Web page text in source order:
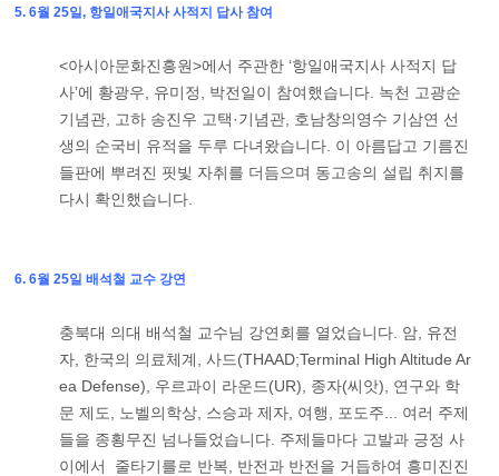
5. 6월 25일, 항일애국지사 사적지 답사 참여
<아시아문화진흥원>에서 주관한 ‘항일애국지사 사적지 답
사’에 황광우, 유미정, 박전일이 참여했습니다. 녹천 고광순
기념관, 고하 송진우 고택·기념관, 호남창의영수 기삼연 선
생의 순국비 유적을 두루 다녀왔습니다. 이 아름답고 기름진
들판에 뿌려진 핏빛 자취를 더듬으며 동고송의 설립 취지를
다시 확인했습니다.
6. 6월 25일 배석철 교수 강연
충북대 의대 배석철 교수님 강연회를 열었습니다. 암, 유전
자, 한국의 의료체계, 사드(THAAD;Terminal High Altitude Ar
ea Defense), 우르과이 라운드(UR), 종자(씨앗), 연구와 학
문 제도, 노벨의학상, 스승과 제자, 여행, 포도주... 여러 주제
들을 종횡무진 넘나들었습니다. 주제들마다 고발과 긍정 사
이에서 줄타기를로 반복, 반전과 반전을 거듭하여 흥미진진